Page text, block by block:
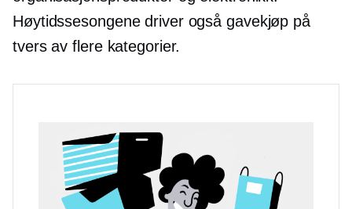
Høytidssesongene driver også gavekjøp på
tvers av flere kategorier.